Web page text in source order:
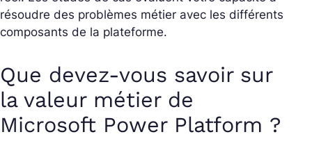
résoudre des problèmes métier avec les différents
composants de la plateforme.
Que devez-vous savoir sur
la valeur métier de
Microsoft Power Platform ?